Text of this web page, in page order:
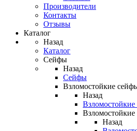
Производители
Контакты
Отзывы
Каталог
Назад
Каталог
Сейфы
Назад
Сейфы
Взломостойкие
Назад
Назад